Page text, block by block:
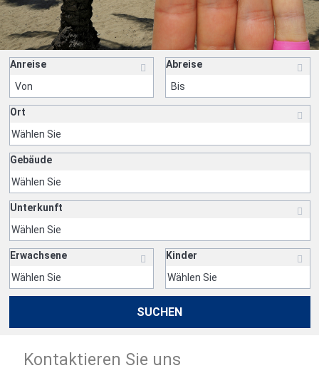
Anreise Abreise
Ort
Gebäude
Unterkunft
Erwachsene Kinder
SUCHEN
Kontaktieren Sie uns